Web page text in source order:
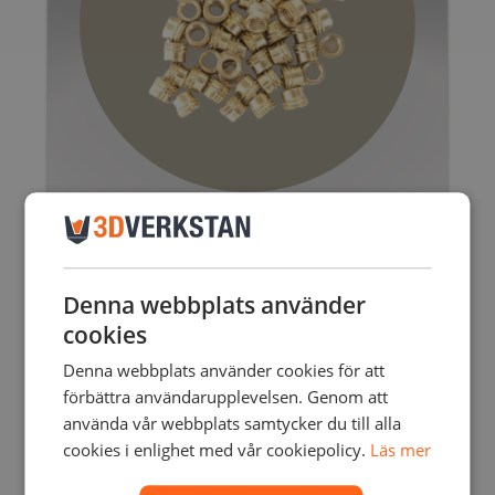
156,00SEK –900,00SEK exkl. moms
Den
här
produkten
flera
varianter.
De
Denna webbplats använder
cookies
Denna webbplats använder cookies för att
förbättra användarupplevelsen. Genom att
använda vår webbplats samtycker du till alla
cookies i enlighet med vår cookiepolicy. Läs mer